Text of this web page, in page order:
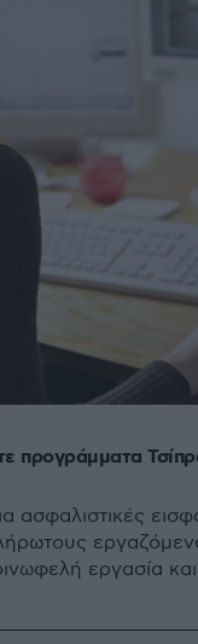
προγράμματα
ασφαλιστικές
εργασία